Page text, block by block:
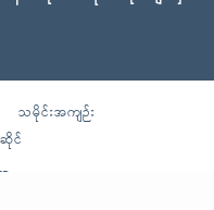
သမိုင်းအကျဉ်း
င်